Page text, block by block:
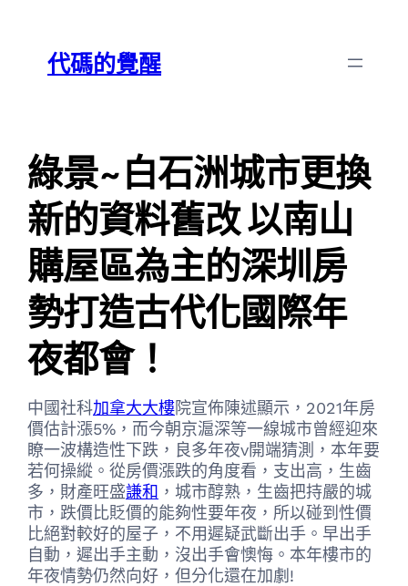
content代碼的覺醒
綠景~白石洲城市更換
新的資料舊改 以南山
購屋區為主的深圳房
勢打造古代化國際年
夜都會！
中國社科加拿大大樓院宣佈陳述顯示，2021年房
價估計漲5%，而今朝京滬深等一線城市曾經迎來
瞭一波構造性下跌，良多年夜v開端猜測，本年要
若何操縱。從房價漲跌的角度看，支出高，生齒
多，財產旺盛謙和 ，城市醇熟，生齒把持嚴的城
市，跌價比貶價的能夠性要年夜，所以碰到性價
比絕對較好的屋子，不用遲疑武斷出手。早出手
自動，遲出手主動，沒出手會懊悔。本年樓市的
年夜情勢仍然向好，但分化還在加劇!